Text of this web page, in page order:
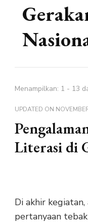
Menampilkan: 1 - 13
UPDATED ON
Literasi di
Di akhir
pertanyaan